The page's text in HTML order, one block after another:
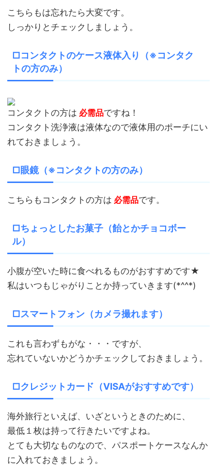
こちらもは忘れたら大変です。
しっかりとチェックしましょう。
□コンタクトのケース液体入り（※コンタク
トの方のみ）
コンタクトの方は 必需品ですね！
コンタクト洗浄液は液体なので液体用のポーチにい
れておきましょう。
□眼鏡（※コンタクトの方のみ）
こちらもコンタクトの方は 必需品です。
□ちょっとしたお菓子（飴とかチョコボー
ル）
小腹が空いた時に食べれるものがおすすめです★
私はいつもじゃがりことか持っていきます(*^^*)
□スマートフォン（カメラ撮れます）
これも言わずもがな・・・ですが、
忘れていないかどうかチェックしておきましょう。
□クレジットカード（VISAがおすすめです）
海外旅行といえば、いざというときのために、
最低１枚は持って行きたいですよね。
とても大切なものなので、パスポートケースなんか
に入れておきましょう。